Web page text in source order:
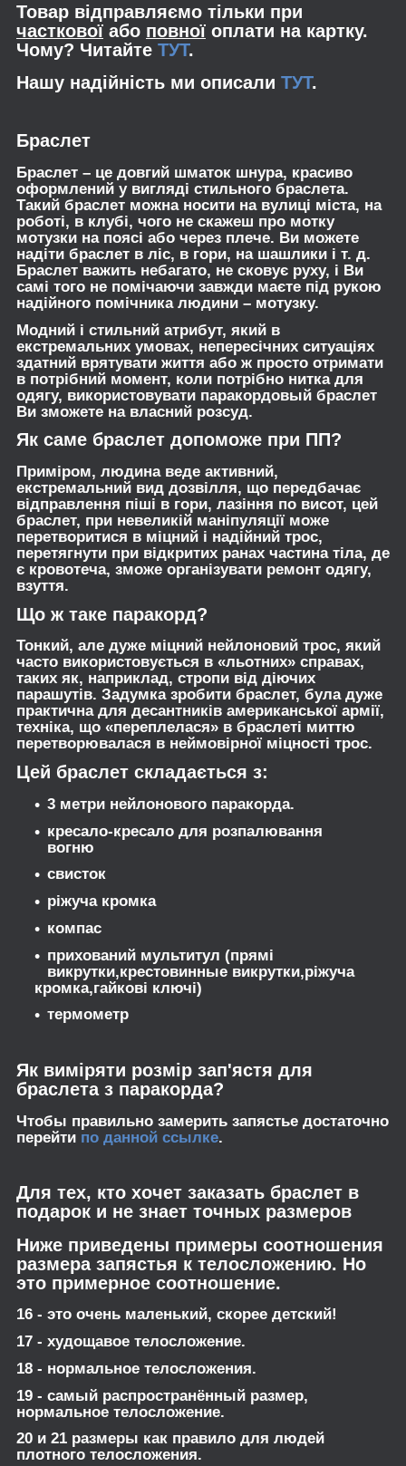
Товар відправляємо тільки при
часткової або повної оплати на картку.
Чому? Читайте ТУТ.
Нашу надійність ми описали ТУТ.
Браслет
Браслет – це довгий шматок шнура, красиво
оформлений у вигляді стильного браслета.
Такий браслет можна носити на вулиці міста, на
роботі, в клубі, чого не скажеш про мотку
мотузки на поясі або через плече. Ви можете
надіти браслет в ліс, в гори, на шашлики і т. д.
Браслет важить небагато, не сковує руху, і Ви
самі того не помічаючи завжди маєте під рукою
надійного помічника людини – мотузку.
Модний і стильний атрибут, який в
екстремальних умовах, непересічних ситуаціях
здатний врятувати життя або ж просто отримати
в потрібний момент, коли потрібно нитка для
одягу, використовувати паракордовый браслет
Ви зможете на власний розсуд.
Як саме браслет допоможе при ПП?
Приміром, людина веде активний,
екстремальний вид дозвілля, що передбачає
відправлення піші в гори, лазіння по висот, цей
браслет, при невеликій маніпуляції може
перетворитися в міцний і надійний трос,
перетягнути при відкритих ранах частина тіла, де
є кровотеча, зможе організувати ремонт одягу,
взуття.
Що ж таке паракорд?
Тонкий, але дуже міцний нейлоновий трос, який
часто використовується в «льотних» справах,
таких як, наприклад, стропи від діючих
парашутів. Задумка зробити браслет, була дуже
практична для десантників американської армії,
техніка, що «переплелася» в браслеті миттю
перетворювалася в неймовірної міцності трос.
Цей браслет складається з:
3 метри нейлонового паракорда.
кресало-кресало для розпалювання
вогню
свисток
ріжуча кромка
компас
прихований мультитул (прямі
викрутки,крестовинные викрутки,ріжуча
кромка,гайкові ключі)
термометр
Як виміряти розмір зап'ястя для
браслета з паракорда?
Чтобы правильно замерить запястье достаточно
перейти по данной ссылке.
Для тех, кто хочет заказать браслет в
подарок и не знает точных размеров
Ниже приведены примеры соотношения
размера запястья к телосложению. Но
это примерное соотношение.
16 - это очень маленький, скорее детский!
17 - худощавое телосложение.
18 - нормальное телосложения.
19 - самый распространённый размер,
нормальное телосложение.
20 и 21 размеры как правило для людей
плотного телосложения.